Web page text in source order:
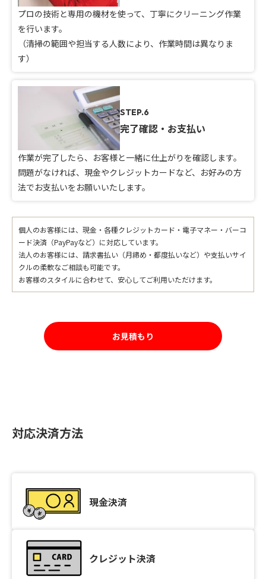
プロの技術と専用の機材を使って、丁寧にクリーニング作業
を行います。
（清掃の範囲や担当する人数により、作業時間は異なりま
す）
STEP.6
完了確認・お支払い
作業が完了したら、お客様と一緒に仕上がりを確認します。
問題がなければ、現金やクレジットカードなど、お好みの方
法でお支払いをお願いいたします。
個人のお客様には、現金・各種クレジットカード・電子マネー・バーコ
ード決済（PayPayなど）に対応しています。
法人のお客様には、請求書払い（月締め・都度払いなど）や支払いサイ
クルの柔軟なご相談も可能です。
お客様のスタイルに合わせて、安心してご利用いただけます。
お見積もり
対応決済方法
現金決済
クレジット決済